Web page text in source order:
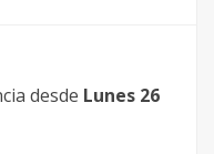
desde Lunes 26